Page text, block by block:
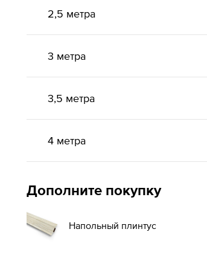
2,5 метра
3 метра
3,5 метра
4 метра
Дополните покупку
Напольный плинтус